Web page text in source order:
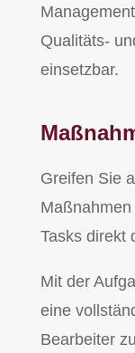
Qualitäts-
einsetzbar.
Greifen Sie
Tasks direkt
Mit der
eine
Bearbeiter